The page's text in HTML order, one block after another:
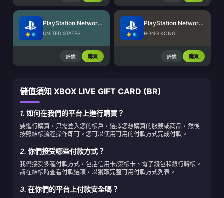
PlayStation Network Card (US)
UNITED STATES
評價 購買
PlayStation Network Card (HK)
HONG KONG
評價 購買
儲值須知 XBOX LIVE GIFT CARD (BR)
1. 如何在我們的平台上進行購買？
要進行購買，只需登入您的帳戶，選擇您想購買的服務或商品，然後
按照結帳流程操作即可。您可以使用可用的付款方式完成付款。
2. 你們接受哪些付款方式？
我們接受多種付款方式，包括信用卡/簽帳卡、電子錢包和銀行轉帳。
請在結帳時查看付款選項，以獲取完整可用付款方式列表。
3. 在你們的平台上付款安全嗎？